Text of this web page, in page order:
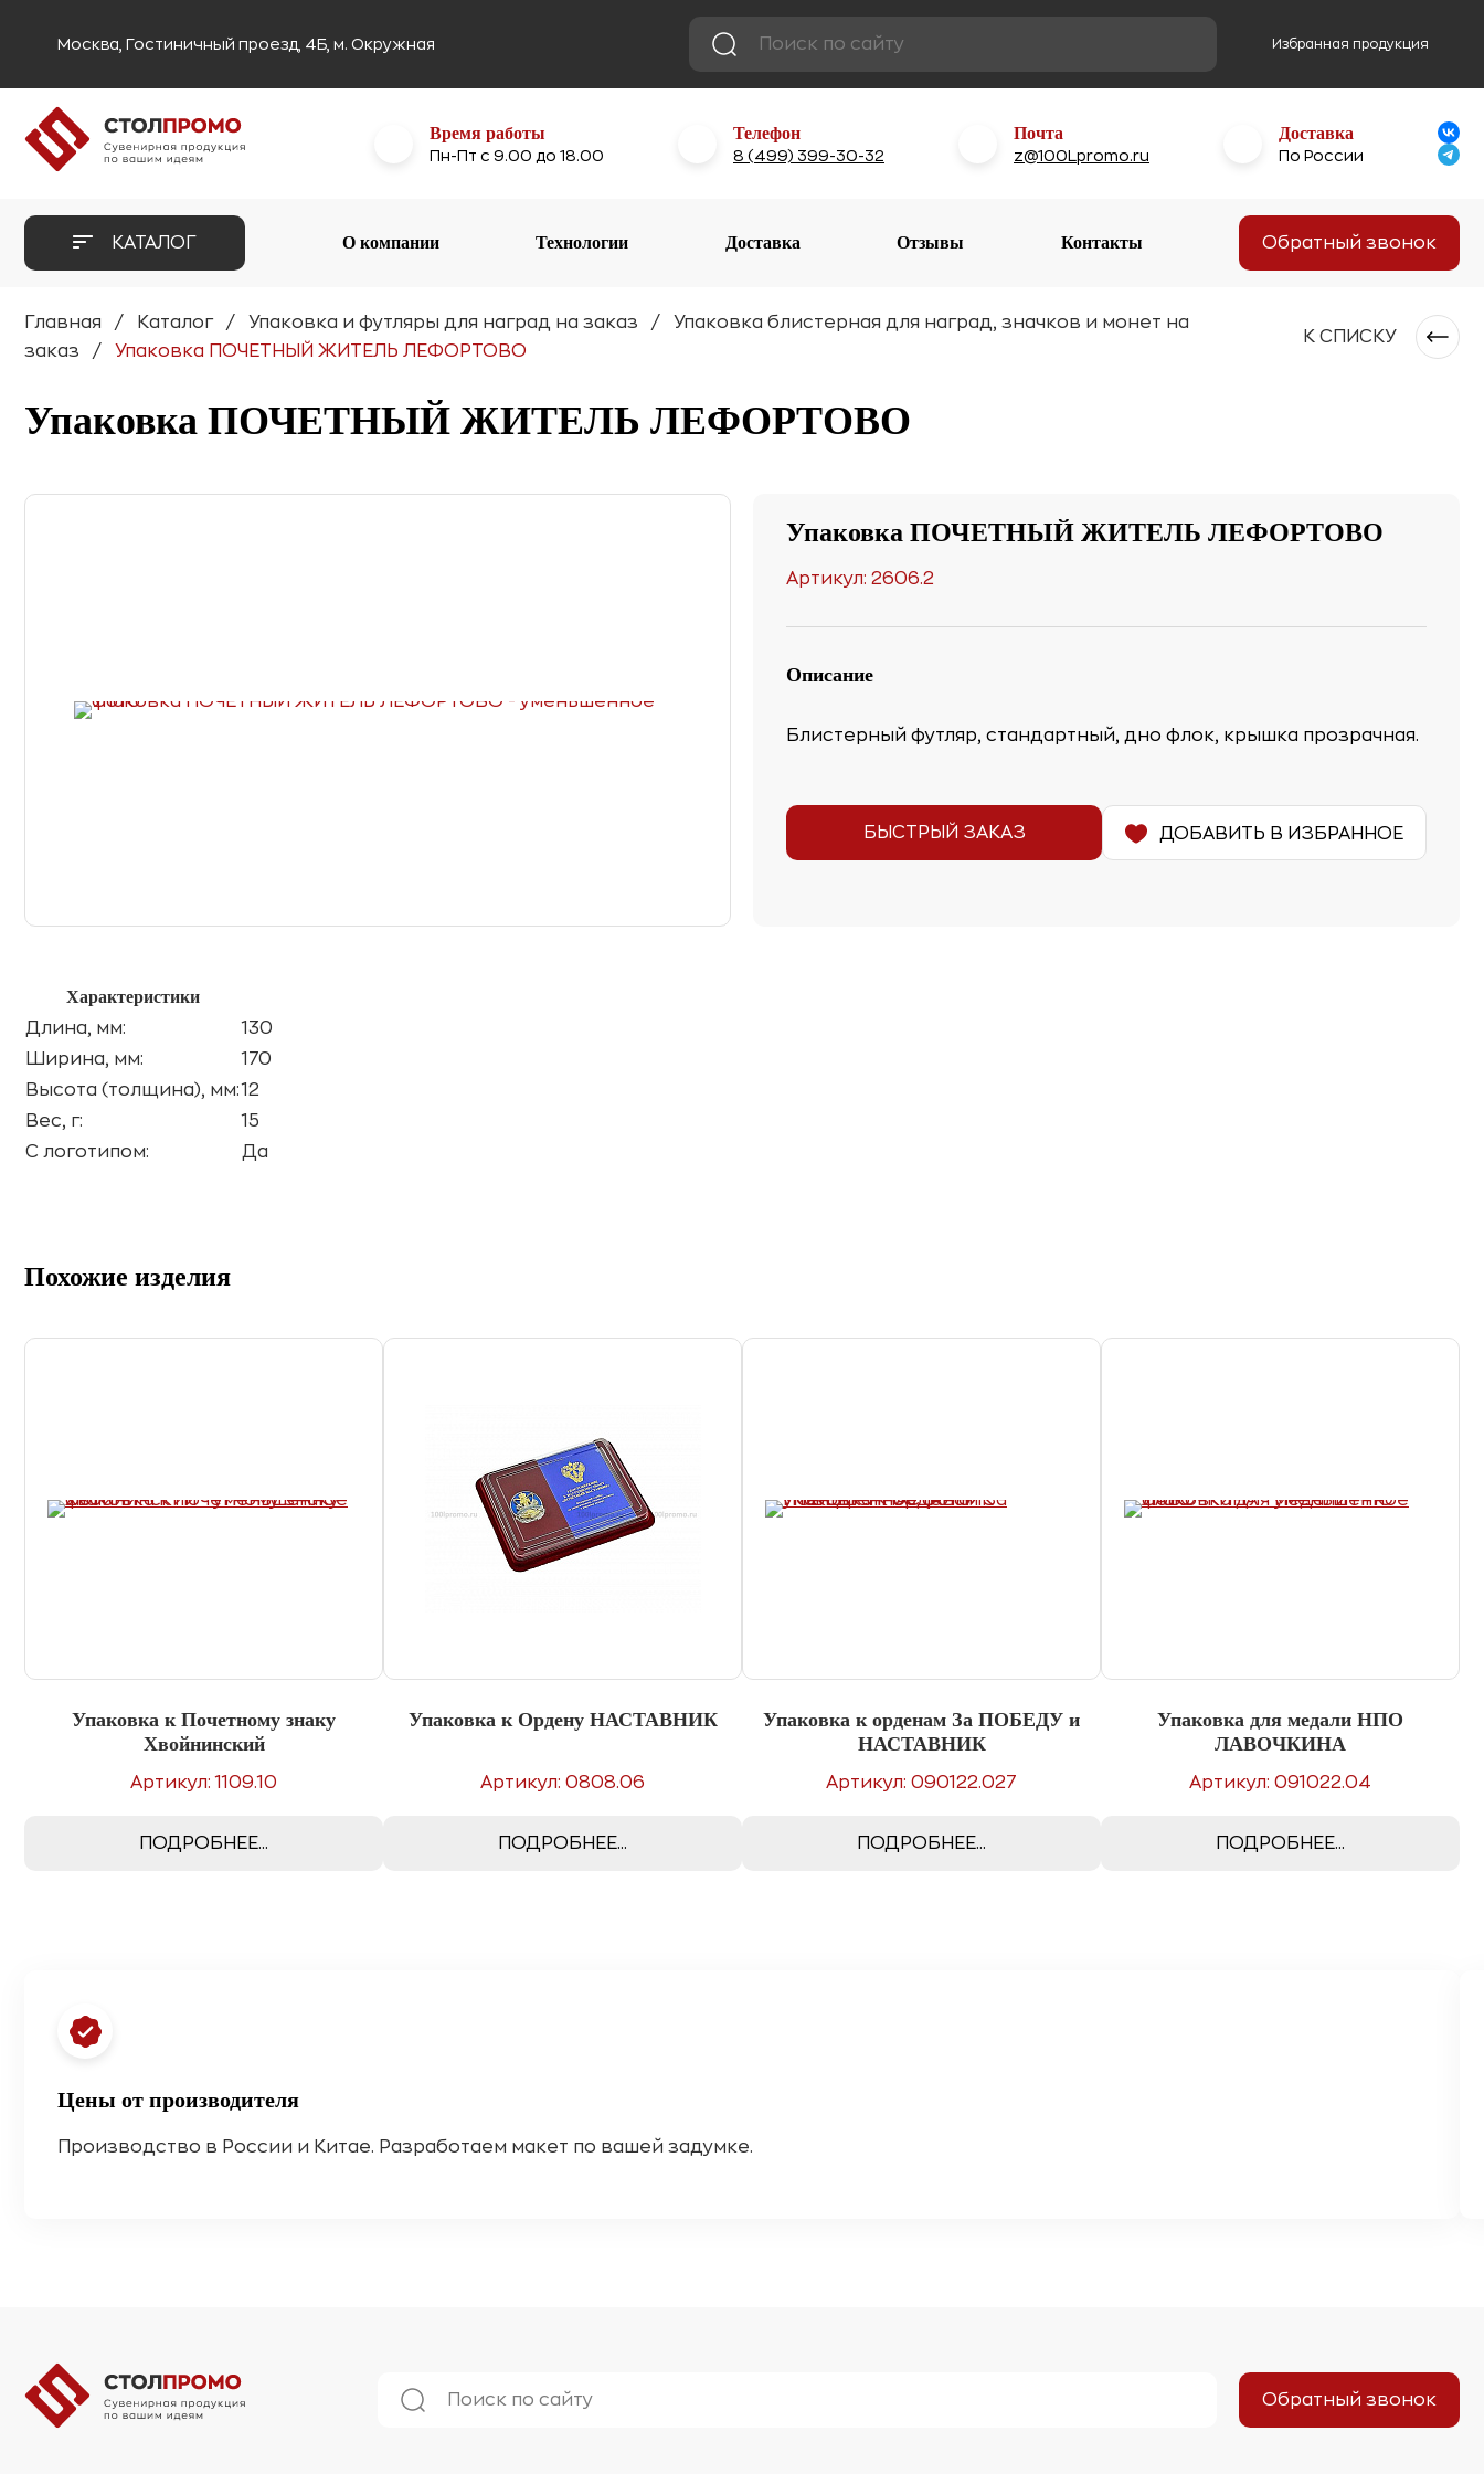
Москва, Гостиничный проезд, 4Б, м. Окружная Избранная продукция
Время работы
Пн-Пт с 9.00 до 18.00
Телефон
8 (499) 399-30-32
Почта
z@100Lpromo.ru
Доставка
По России
КАТАЛОГ О компании Технологии Доставка Отзывы Контакты Обратный звонок
Главная Каталог Упаковка и футляры для наград на заказ
Упаковка блистерная для наград, значков и монет на
заказ
Упаковка ПОЧЕТНЫЙ ЖИТЕЛЬ ЛЕФОРТОВО
К СПИСКУ
Упаковка ПОЧЕТНЫЙ ЖИТЕЛЬ ЛЕФОРТОВО
Упаковка ПОЧЕТНЫЙ ЖИТЕЛЬ ЛЕФОРТОВО
Артикул: 2606.2
Описание
Блистерный футляр, стандартный, дно флок, крышка прозрачная.
БЫСТРЫЙ ЗАКАЗ ДОБАВИТЬ В ИЗБРАННОЕ
Характеристики
Длина, мм:
130
Ширина, мм:
170
Высота (толщина), мм:12
Вес, г:
15
С логотипом:
Да
Похожие изделия
Упаковка к Почетному знаку
Хвойнинский
Артикул: 1109.10
ПОДРОБНЕЕ...
Упаковка к Ордену НАСТАВНИК
Артикул: 0808.06
ПОДРОБНЕЕ...
Упаковка к орденам За ПОБЕДУ и
НАСТАВНИК
Артикул: 090122.027
ПОДРОБНЕЕ...
Упаковка для медали НПО
ЛАВОЧКИНА
Артикул: 091022.04
ПОДРОБНЕЕ...
Цены от производителя
Производство в России и Китае. Разработаем макет по вашей задумке.
Обратный звонок